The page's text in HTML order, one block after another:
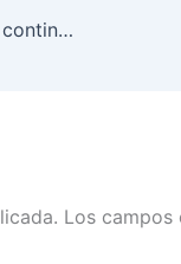
Están dadas las condiciones para que la ciudadanía continúe acudiendo a las urnas: INE Hidalgo
Los